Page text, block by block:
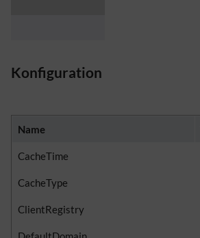
Konfiguration
Name
CacheTime
CacheType
ClientRegistry